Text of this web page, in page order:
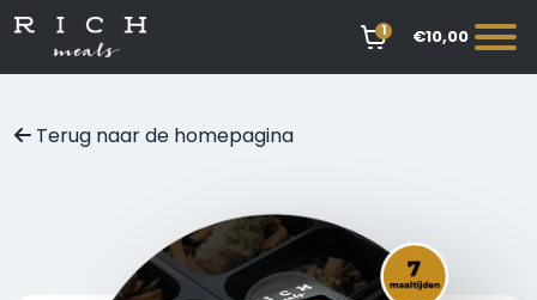
1 €10,00
Terug naar de homepagina